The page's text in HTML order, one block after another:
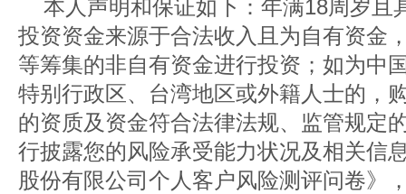
本人声明和保证如下：年满18周岁且
投资资金来源于合法收入且为自有资金
等筹集的非自有资金进行投资；如为中
特别行政区、台湾地区或外籍人士的，
的资质及资金符合法律法规、监管规定
行披露您的风险承受能力状况及相关信
股份有限公司个人客户风险测评问卷》